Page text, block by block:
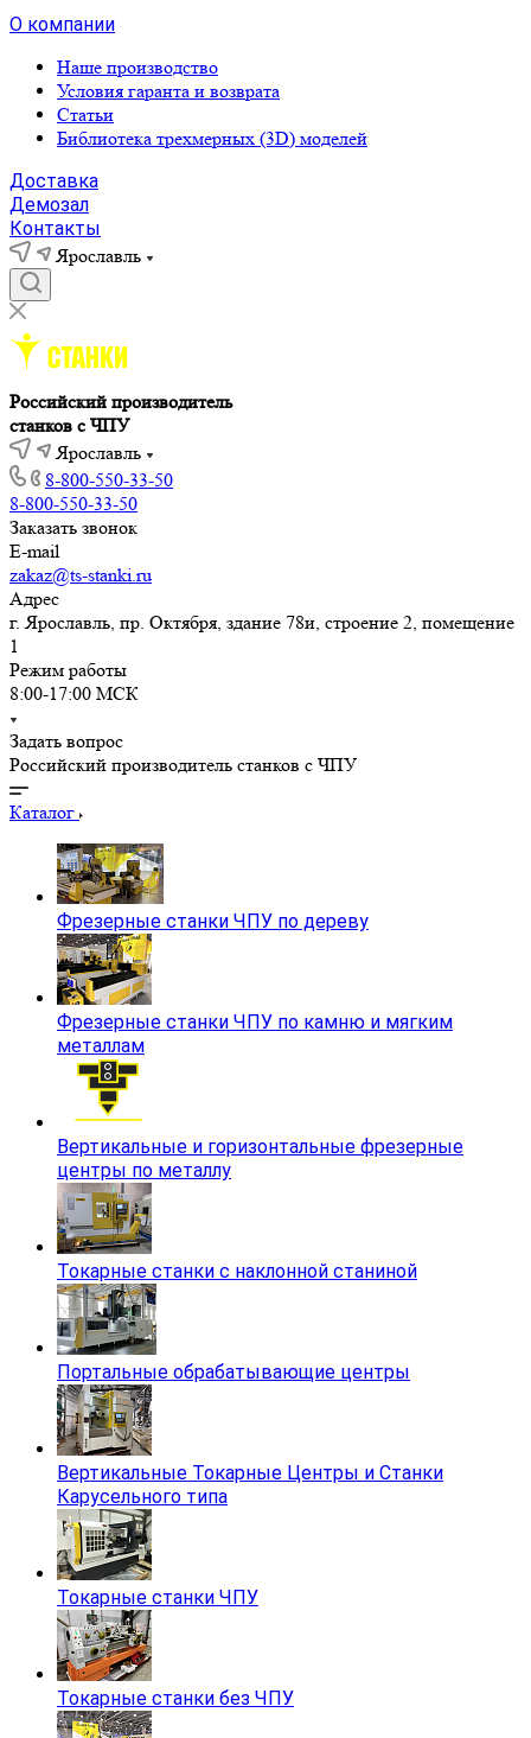
О компании
Наше производство
Условия гаранта и возврата
Статьи
Библиотека трехмерных (3D) моделей
Доставка
Демозал
Контакты
Ярославль
Российский производитель
станков с ЧПУ
Ярославль
8-800-550-33-50
8-800-550-33-50
Заказать звонок
E-mail
zakaz@ts-stanki.ru
Адрес
г. Ярославль, пр. Октября, здание 78и, строение 2, помещение
1
Режим работы
8:00-17:00 МСК
Задать вопрос
Российский производитель станков с ЧПУ
Каталог
Фрезерные станки ЧПУ по дереву
Фрезерные станки ЧПУ по камню и мягким
металлам
Вертикальные и горизонтальные фрезерные
центры по металлу
Токарные станки с наклонной станиной
Портальные обрабатывающие центры
Вертикальные Токарные Центры и Станки
Карусельного типа
Токарные станки ЧПУ
Токарные станки без ЧПУ